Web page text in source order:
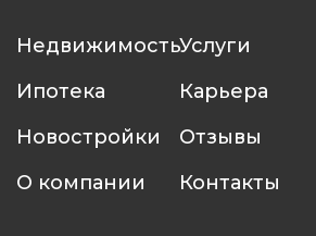
НедвижимостьУслуги
Ипотека
Карьера
Новостройки
Отзывы
О компании
Контакты